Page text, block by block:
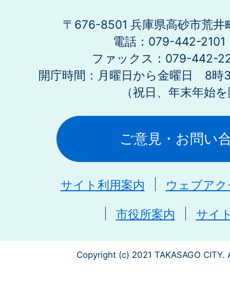
〒676-8501 兵庫県高砂市荒井
電話：079-442-2101
ファックス：079-442-
開庁時間：月曜日から金曜日 8時
（祝日、年末年始
ご意見・お問い
サイト利用案内 ウェブア
市役所案内 サイ
Copyright (c) 2021 TAKASAGO CITY.